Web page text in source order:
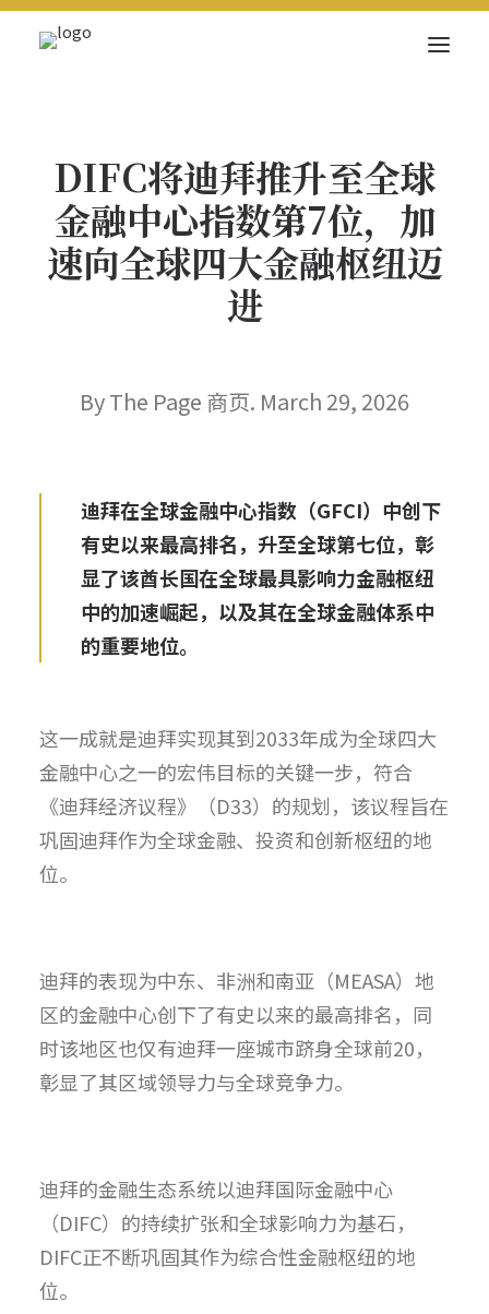
新闻内容
商页菁英
快讯
DIFC将迪拜推升至全球
金融中心指数第7位，加
速向全球四大金融枢纽迈
进
By The Page 商页. March 29, 2026
迪拜在全球金融中心指数（GFCI）中创下
有史以来最高排名， 升至全球第七位， 彰
显了该酋长国在全球最具影响力金融枢纽
中的加速崛起， 以及其在全球金融体系中
的重要地位。
这一成就是迪拜实现其到2033年成为全球四大
金融中心之一的宏伟目标的关键一步，符合
《迪拜经济议程》（D33）的规划， 该议程旨在
巩固迪拜作为全球金融、投资和创新枢纽的地
位。
迪拜的表现为中东、非洲和南亚（MEASA） 地
区的金融中心创下了有史以来的最高排名， 同
时该地区也仅有迪拜一座城市跻身全球前20，
彰显了其区域领导力与全球竞争力。
迪拜的金融生态系统以迪拜国际金融中心
（DIFC） 的持续扩张和全球影响力为基石，
DIFC正不断巩固其作为综合性金融枢纽的地
位。